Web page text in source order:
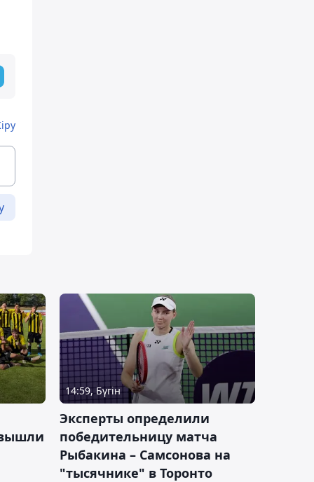
14:59, Бүгін
Эксперты определили
победительницу матча
Рыбакина – Самсонова на
"тысячнике" в Торонто